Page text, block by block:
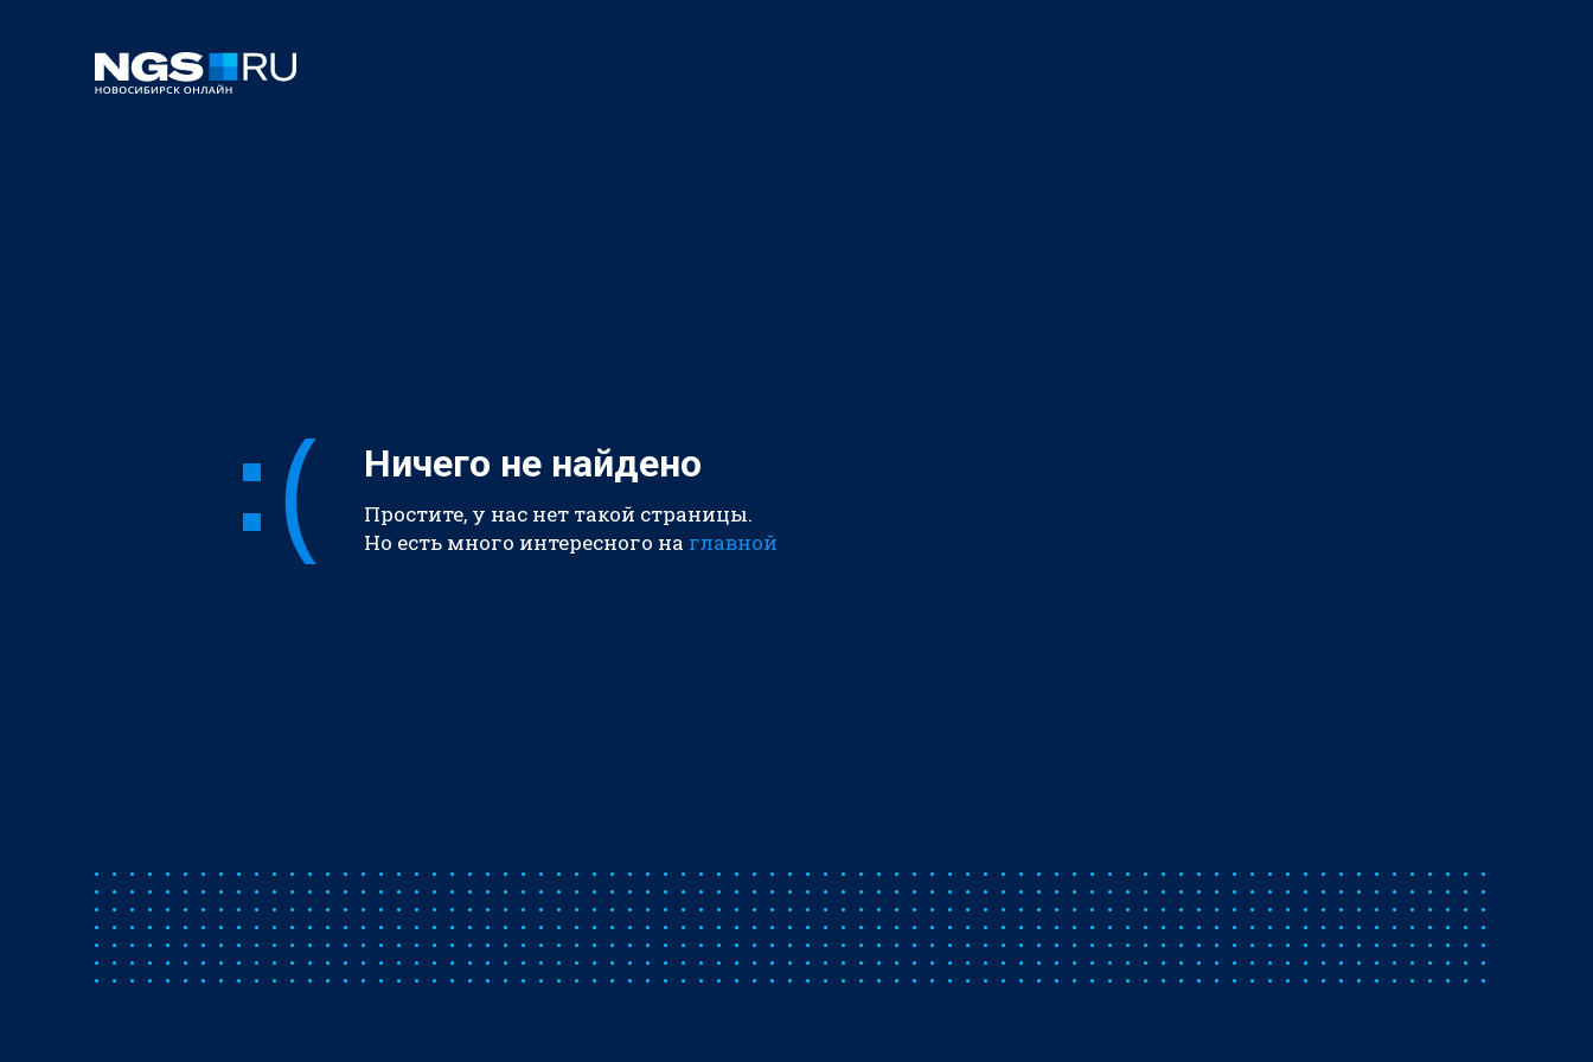
Ничего не найдено
Простите, у нас нет такой страницы.
Но есть много интересного на главной